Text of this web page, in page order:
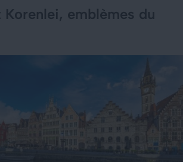
Korenlei, emblèmes du